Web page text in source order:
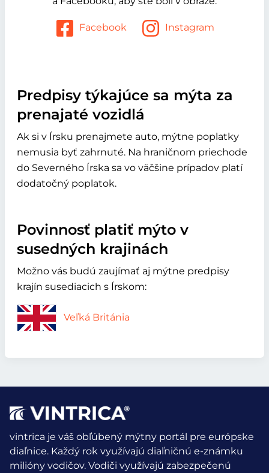
Facebook Instagram
Predpisy týkajúce sa mýta za
prenajaté vozidlá
Ak si v Írsku prenajmete auto, mýtne poplatky
nemusia byť zahrnuté. Na hraničnom priechode
do Severného Írska sa vo väčšine prípadov platí
dodatočný poplatok.
Povinnosť platiť mýto v
susedných krajinách
Možno vás budú zaujímať aj mýtne predpisy
krajín susediacich s Írskom:
Veľká Británia
vintrica je váš obľúbený mýtny portál pre európske
diaľnice. Každý rok využívajú diaľničnú e-známku
milióny vodičov. Vodiči využívajú zabezpečenú